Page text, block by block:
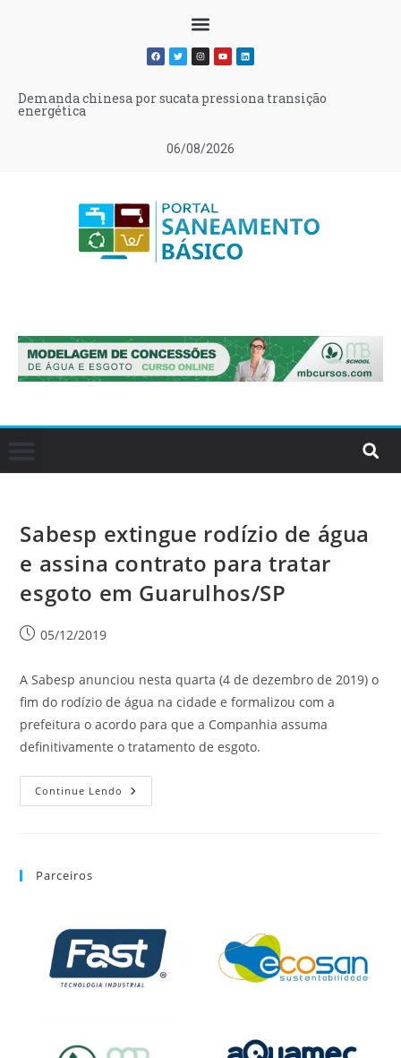
06/08/2026
Demanda chinesa por sucata pressiona transição
energética
Sabesp extingue rodízio de água
e assina contrato para tratar
esgoto em Guarulhos/SP
05/12/2019
A Sabesp anunciou nesta quarta (4 de dezembro de 2019) o
fim do rodízio de água na cidade e formalizou com a
prefeitura o acordo para que a Companhia assuma
definitivamente o tratamento de esgoto.
Continue Lendo
Parceiros